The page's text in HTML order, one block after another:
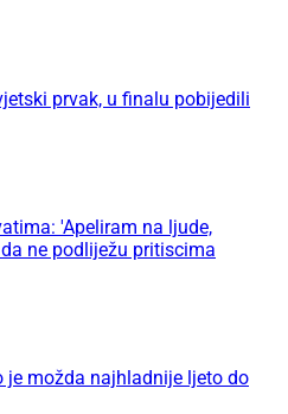
prvak, u finalu pobijedili
'Apeliram na ljude,
ne podliježu pritiscima
je možda najhladnije ljeto do